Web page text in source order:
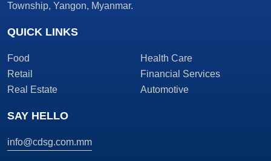
Township, Yangon, Myanmar.
QUICK LINKS
Food
Retail
Real Estate
Health Care
Financial Services
Automotive
SAY HELLO
info@cdsg.com.mm